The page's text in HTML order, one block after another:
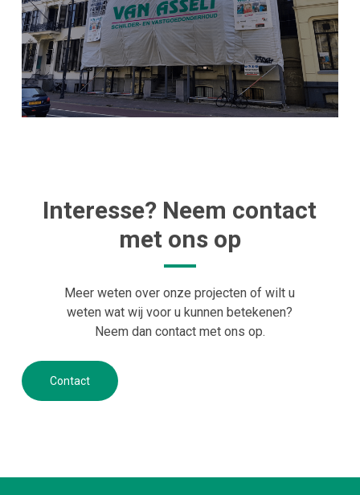
Interesse? Neem contact
met ons op
Meer weten over onze projecten of wilt u
weten wat wij voor u kunnen betekenen?
Neem dan contact met ons op.
Contact